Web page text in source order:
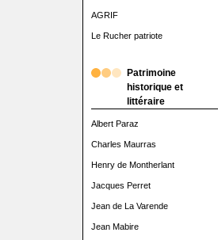
AGRIF
Le Rucher patriote
Patrimoine
historique et
littéraire
Albert Paraz
Charles Maurras
Henry de Montherlant
Jacques Perret
Jean de La Varende
Jean Mabire